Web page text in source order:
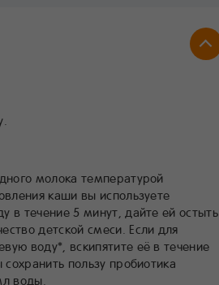
молока температурой
каши вы используете
в течение 5 минут, дайте ей остыть
детской смеси. Если для
воду*, вскипятите её в течение
пользу пробиотика
воды.